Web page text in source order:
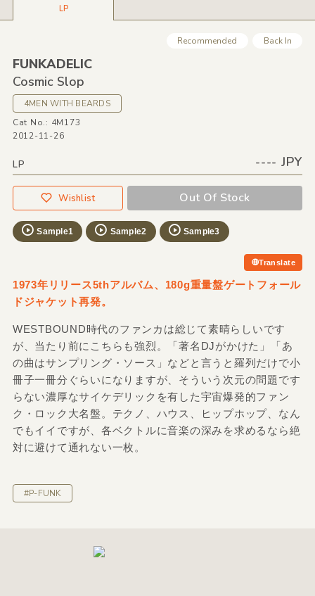
LP
Recommended Back In
FUNKADELIC
Cosmic Slop
4MEN WITH BEARDS
Cat No.: 4M173
2012-11-26
LP ---- JPY
Wishlist Out Of Stock
Sample1 Sample2 Sample3
Translate
1973年リリース5thアルバム、180g重量盤ゲートフォール
ドジャケット再発。
WESTBOUND時代のファンカは総じて素晴らしいです
が、当たり前にこちらも強烈。「著名DJがかけた」「あ
の曲はサンプリング・ソース」などと言うと羅列だけで小
冊子一冊分ぐらいになりますが、そういう次元の問題です
らない濃厚なサイケデリックを有した宇宙爆発的ファン
ク・ロック大名盤。テクノ、ハウス、ヒップホップ、なん
でもイイですが、各ベクトルに音楽の深みを求めるなら絶
対に避けて通れない一枚。
#P-FUNK